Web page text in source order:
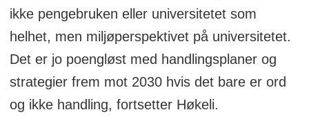
ikke pengebruken eller universitetet som
helhet, men miljøperspektivet på universitetet.
Det er jo poengløst med handlingsplaner og
strategier frem mot 2030 hvis det bare er ord
og ikke handling, fortsetter Høkeli.